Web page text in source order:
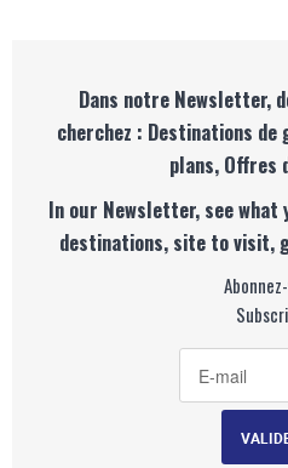
Dans notre Newsletter,
cherchez : Destinations
plans, Offres
In our Newsletter, see
destinations, site to visit,